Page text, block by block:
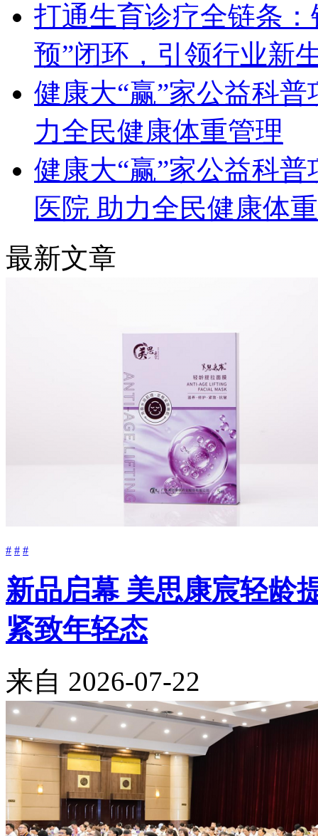
打通生育诊疗全链条
预”闭环，引领行业新
健康大“赢”家公益科
力全民健康体重管理
健康大“赢”家公益科
医院 助力全民健康体
最新文章
# # #
新品启幕 美思康宸轻龄
紧致年轻态
来自 2026-07-22